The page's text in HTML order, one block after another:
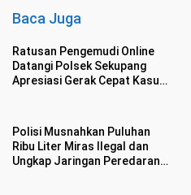
Baca Juga
Ratusan Pengemudi Online
Datangi Polsek Sekupang
Apresiasi Gerak Cepat Kasus
Polisi Musnahkan Puluhan
Ribu Liter Miras Ilegal dan
Ungkap Jaringan Peredaran